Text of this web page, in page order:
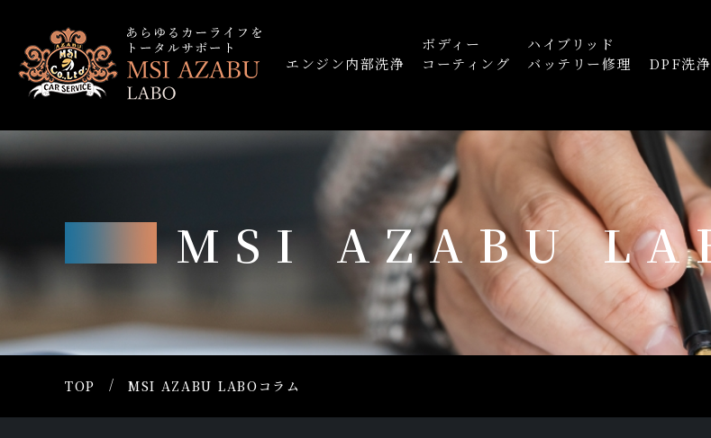
エンジン内部洗浄
ボディー
コーティング
ハイブリッド
バッテリー修理
DPF洗浄
MSI AZABU
TOP MSI AZABU LABOコラム